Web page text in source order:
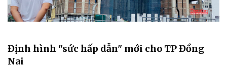
Định hình "sức hấp dẫn" mới cho TP Đồng
Nai